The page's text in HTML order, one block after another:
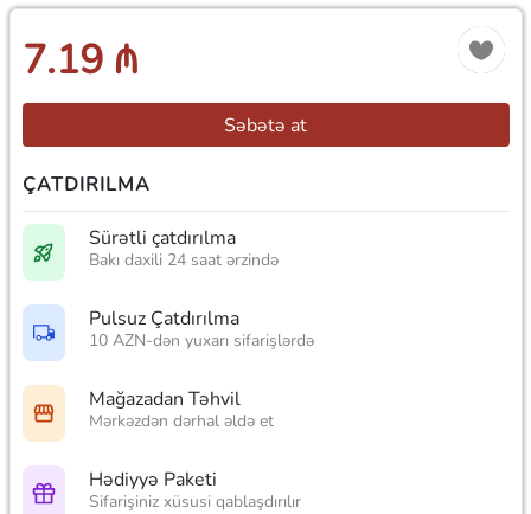
7.19 ₼
Səbətə at
ÇATDIRILMA
Sürətli çatdırılma
Bakı daxili 24 saat ərzində
Pulsuz Çatdırılma
10 AZN-dən yuxarı sifarişlərdə
Mağazadan Təhvil
Mərkəzdən dərhal əldə et
Hədiyyə Paketi
Sifarişiniz xüsusi qablaşdırılır